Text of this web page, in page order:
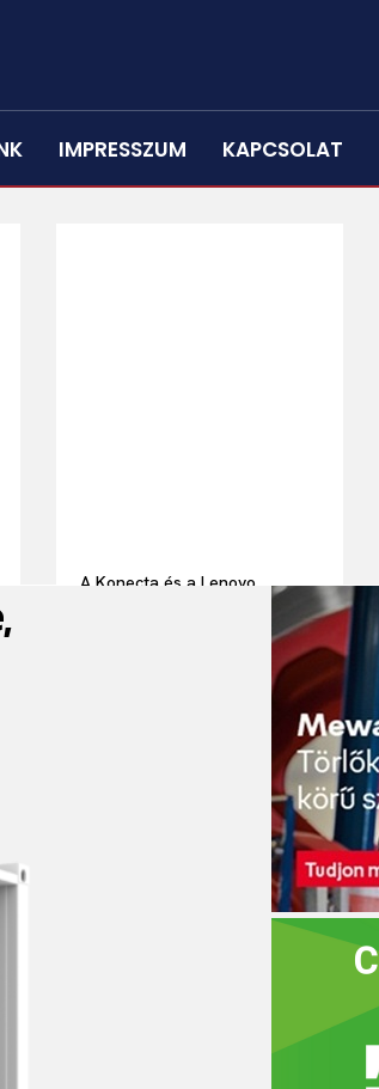
IMPRESSZUM KAPCSOLAT
A Konecta és a Lenovo
stratégiai partnersége: AI-
kiemelkedő munkavállalói